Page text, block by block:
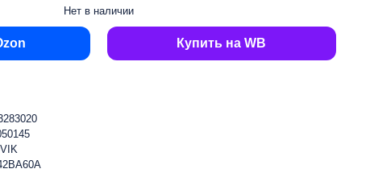
Нет в наличии
Купить на WB